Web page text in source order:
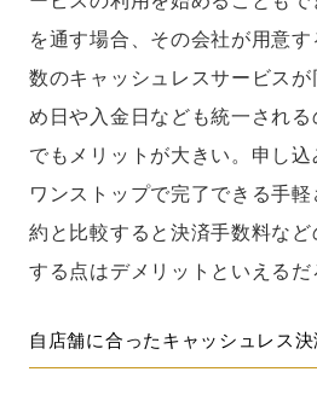
を通す場合、その会社が用意
数のキャッシュレスサービス
め日や入金日なども統一され
でもメリットが大きい。申し
ワンストップで完了できる手
約と比較すると決済手数料な
する点はデメリットといえるだ
自店舗に合ったキャッシュレス